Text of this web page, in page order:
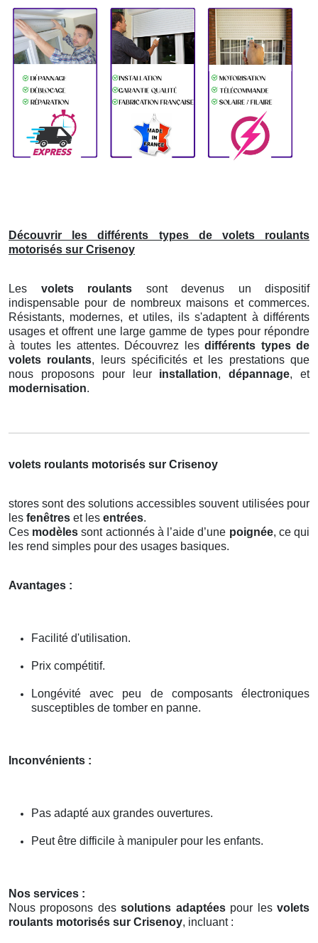
Découvrir les différents types de volets roulants
motorisés sur Crisenoy
Les volets roulants sont devenus un dispositif
indispensable pour de nombreux maisons et commerces.
Résistants, modernes, et utiles, ils s'adaptent à différents
usages et offrent une large gamme de types pour répondre
à toutes les attentes. Découvrez les différents types de
volets roulants, leurs spécificités et les prestations que
nous proposons pour leur installation,dépannage, et
modernisation.
volets roulants motorisés sur Crisenoy
stores sont des solutions accessibles souvent utilisées pour
les fenêtres et les entrées.
Ces modèles sont actionnés à l’aide d’une poignée, ce qui
les rend simples pour des usages basiques.
Avantages :
Facilité d'utilisation.
Prix compétitif.
Longévité avec peu de composants électroniques
susceptibles de tomber en panne.
Inconvénients :
Pas adapté aux grandes ouvertures.
Peut être difficile à manipuler pour les enfants.
Nos services :
Nous proposons dessolutions adaptéespour lesvolets
roulants motorisés sur Crisenoy, incluant :